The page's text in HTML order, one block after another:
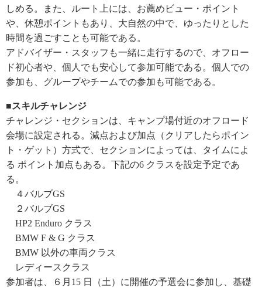
しめる。また、ルート上には、お薦めビュー・ポイント
や、休憩ポイントもあり、大自然の中で、ゆったりとした
時間を過ごすことも可能である。
アドバイザー・スタッフも一緒に走行するので、オフロー
ド初心者や、個人でも安心して参加可能である。個人での
参加も、グループやチームでの参加も可能である。
■スキルチャレンジ
チャレンジ・セクションは、キャンプ場付近のオフロード
会場に設定される。減点および加点（クリアしたらポイン
ト・ゲット）方式で、セクションによっては、タイムによ
る ポイント加点もある。下記の6 クラスを設定予定であ
る。
４バルブGS
２バルブGS
HP2 Enduro クラス
BMW F & G クラス
BMW 以外の車両クラス
レディースクラス
参加者は、６月15 日（土）に開催の予選会に参加し、基礎